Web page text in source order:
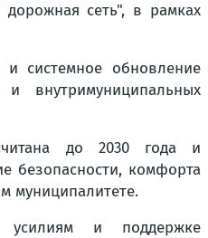
дорожная сеть", в рамках
и системное обновление
внутримуниципальных
до 2030 года и
безопасности, комфорта
муниципалитете.
усилиям и поддержке